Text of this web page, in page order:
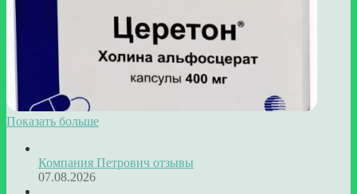
Показать больше
Компания Петрович отзывы
07.08.2026